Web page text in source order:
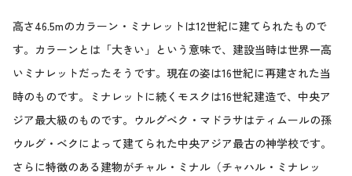
高さ46.5mのカラーン・ミナレットは12世紀に建てられたもので
す。カラーンとは「大きい」という意味で、建設当時は世界一高
いミナレットだったそうです。現在の姿は16世紀に再建された当
時のものです。ミナレットに続くモスクは16世紀建造で、中央ア
ジア最大級のものです。ウルグベク・マドラサはティムールの孫
ウルグ・ベクによって建てられた中央アジア最古の神学校です。
さらに特徴のある建物がチャル・ミナル（チャハル・ミナレッ